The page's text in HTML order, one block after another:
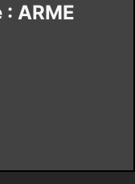
ARME